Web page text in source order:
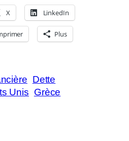
X LinkedIn
Plus
Dette
Unis Grèce